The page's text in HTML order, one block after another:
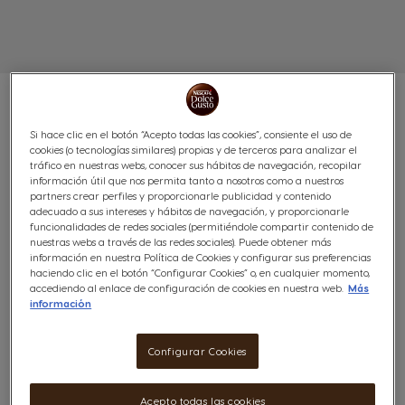
NEO ESPRESSO FP
(21)
Notificarme
Si hace clic en el botón “Acepto todas las cookies”, consiente el uso de
cookies (o tecnologías similares) propias y de terceros para analizar el
tráfico en nuestras webs, conocer sus hábitos de navegación, recopilar
información útil que nos permita tanto a nosotros como a nuestros
partners crear perfiles y proporcionarle publicidad y contenido
adecuado a sus intereses y hábitos de navegación, y proporcionarle
funcionalidades de redes sociales (permitiéndole compartir contenido de
nuestras webs a través de las redes sociales). Puede obtener más
información en nuestra Política de Cookies y configurar sus preferencias
haciendo clic en el botón “Configurar Cookies” o, en cualquier momento,
accediendo al enlace de configuración de cookies en nuestra web. Más
información
Configurar Cookies
Acepto todas las cookies